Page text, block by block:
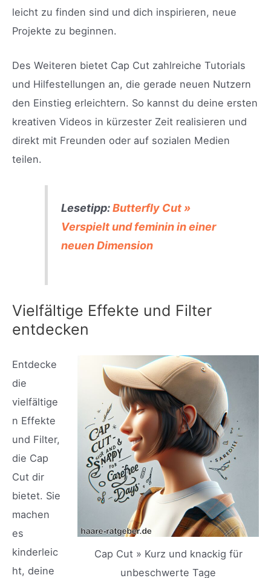
leicht zu finden sind und dich inspirieren, neue
Projekte zu beginnen.
Des Weiteren bietet Cap Cut zahlreiche Tutorials
und Hilfestellungen an, die gerade neuen Nutzern
den Einstieg erleichtern. So kannst du deine ersten
kreativen Videos in kürzester Zeit realisieren und
direkt mit Freunden oder auf sozialen Medien
teilen.
Lesetipp:Butterfly Cut »
Verspielt und feminin in einer
neuen Dimension
Vielfältige Effekte und Filter
entdecken
Cap Cut » Kurz und knackig für
unbeschwerte Tage
Entdecke
die
vielfältige
n Effekte
und Filter,
die Cap
Cut dir
bietet. Sie
machen
es
kinderleic
ht, deine